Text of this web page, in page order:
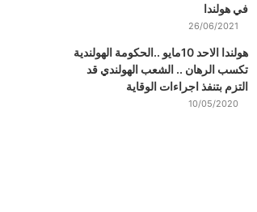
في هولندا
26/06/2021
هولندا الاحد 10مايو ..الحكومة الهولندية
تكسب الرهان .. الشعب الهولندي قد
التزم بتنفذ اجراءات الوقاية
10/05/2020